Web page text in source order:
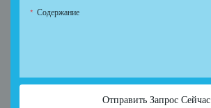
Содержание
Отправить Запрос Сейчас